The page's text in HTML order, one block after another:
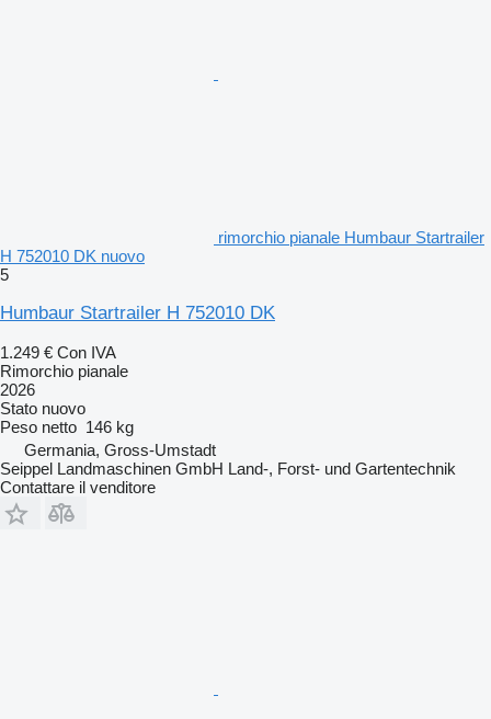
rimorchio pianale Humbaur Startrailer
H 752010 DK nuovo
5
Humbaur Startrailer H 752010 DK
1.249 € Con IVA
Rimorchio pianale
2026
Stato nuovo
Peso netto 146 kg
Germania, Gross-Umstadt
Seippel Landmaschinen GmbH Land-, Forst- und Gartentechnik
Contattare il venditore